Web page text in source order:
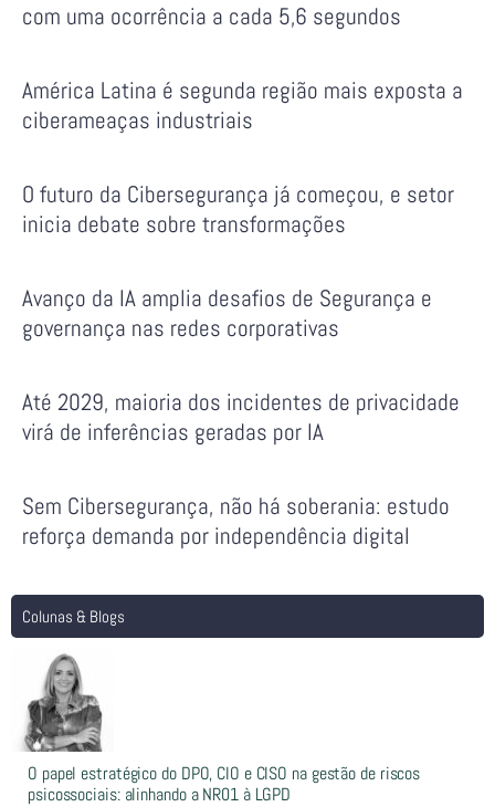
com uma ocorrência a cada 5,6 segundos
América Latina é segunda região mais exposta a
ciberameaças industriais
O futuro da Cibersegurança já começou, e setor
inicia debate sobre transformações
Avanço da IA amplia desafios de Segurança e
governança nas redes corporativas
Até 2029, maioria dos incidentes de privacidade
virá de inferências geradas por IA
Sem Cibersegurança, não há soberania: estudo
reforça demanda por independência digital
Colunas & Blogs
O papel estratégico do DPO, CIO e CISO na gestão de riscos
psicossociais: alinhando a NR01 à LGPD